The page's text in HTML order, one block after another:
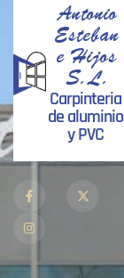
Antonio
Esteban
e Hijos
S.L.
Carpinteria
de aluminio
y PVC